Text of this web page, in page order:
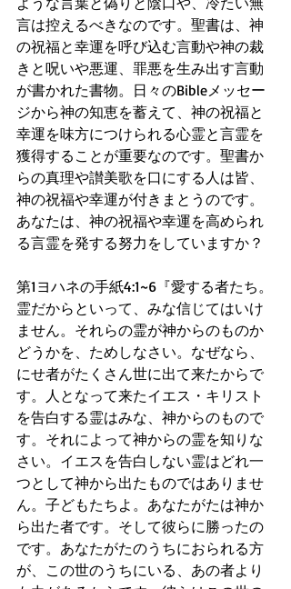
言は控えるべきなのです。聖書は、神
の祝福と幸運を呼び込む言動や神の裁
きと呪いや悪運、罪悪を生み出す言動
が書かれた書物。日々のBibleメッセー
ジから神の知恵を蓄えて、神の祝福と
幸運を味方につけられる心霊と言霊を
獲得することが重要なのです。聖書か
らの真理や讃美歌を口にする人は皆、
神の祝福や幸運が付きまとうのです。
あなたは、神の祝福や幸運を高められ
る言霊を発する努力をしていますか？
第1ヨハネの手紙4:1~6『愛する者たち。
霊だからといって、みな信じてはいけ
ません。それらの霊が神からのものか
どうかを、ためしなさい。なぜなら、
にせ者がたくさん世に出て来たからで
す。人となって来たイエス・キリスト
を告白する霊はみな、神からのもので
す。それによって神からの霊を知りな
さい。イエスを告白しない霊はどれ一
つとして神から出たものではありませ
ん。子どもたちよ。あなたがたは神か
ら出た者です。そして彼らに勝ったの
です。あなたがたのうちにおられる方
が、この世のうちにいる、あの者より